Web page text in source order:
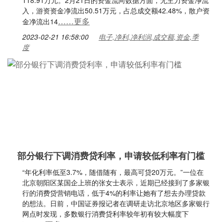
入，游资资金净流出50.51万元，占总成交额42.48%，散户资
金净流出14……更多
2023-02-21 16:58:00
电子,净利,净利润,成交额,资金,季
度
部分银行下调消费贷利率，申请较低利率有门槛
“年化利率低至3.7%，随借随有，最高可贷20万元。”一位在
北京朝阳区某国企上班的张女士表示，近期已经接到了多家银
行的消费贷营销电话，低于4%的利率让她有了想去办理贷款
的想法。日前，中国证券报记者在调研走访北京地区多家银行
网点时发现，多数银行消费贷利率较年初有较大幅度下